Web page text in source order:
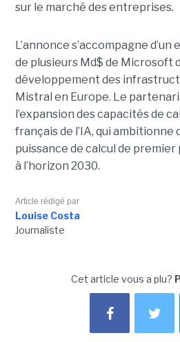
sur le marché des entreprises.
L’annonce s’accompagne
de plusieurs Md$ de Microsoft
développement des
Mistral en Europe. Le
l’expansion des capacités de
français de l’IA, qui ambitionne
puissance de calcul de
à l’horizon 2030.
Article rédigé par
Louise Costa
Journaliste
Cet article vous a plu?